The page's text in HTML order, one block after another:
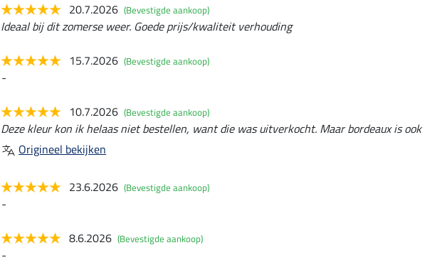
20.7.2026 (Bevestigde aankoop)
Ideaal bij dit zomerse weer. Goede prijs/kwaliteit verhouding
15.7.2026 (Bevestigde aankoop)
-
10.7.2026 (Bevestigde aankoop)
Deze kleur kon ik helaas niet bestellen, want die was uitverkocht. Maar bordeaux is ook
Origineel bekijken
23.6.2026 (Bevestigde aankoop)
-
8.6.2026 (Bevestigde aankoop)
-